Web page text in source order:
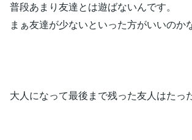
普段あまり友達とは遊ばないんです。
まぁ友達が少ないといった方がいいのか
大人になって最後まで残った友人はたっ